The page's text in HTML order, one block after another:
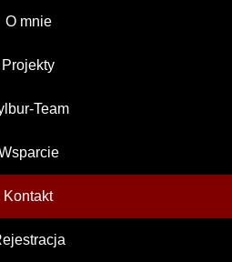
O mnie
Projekty
Team
Kontakt